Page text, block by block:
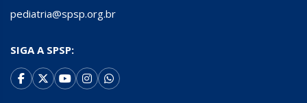
pediatria@spsp.org.br
SIGA A SPSP: